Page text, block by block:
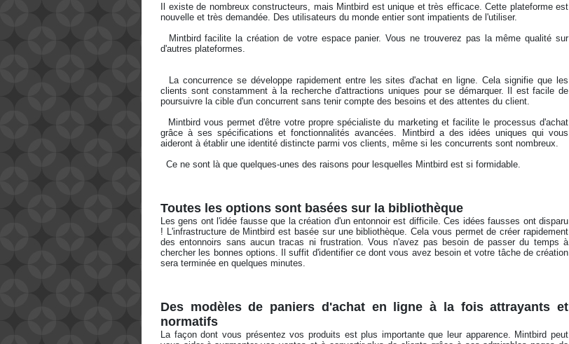
Il existe de nombreux constructeurs, mais Mintbird est unique et très efficace. Cette plateforme est
nouvelle et très demandée. Des utilisateurs du monde entier sont impatients de l'utiliser.
d'autres plateformes.
clients sont constamment à la recherche d'attractions uniques pour se démarquer. Il est facile de
poursuivre la cible d'un concurrent sans tenir compte des besoins et des attentes du client.
grâce à ses spécifications et fonctionnalités avancées. Mintbird a des idées uniques qui vous
aideront à établir une identité distincte parmi vos clients, même si les concurrents sont nombreux.
  Ce ne sont là que quelques-unes des raisons pour lesquelles Mintbird est si formidable.
Toutes les options sont basées sur la bibliothèque
Les gens ont l'idée fausse que la création d'un entonnoir est difficile. Ces idées fausses ont disparu
! L'infrastructure de Mintbird est basée sur une bibliothèque. Cela vous permet de créer rapidement
des entonnoirs sans aucun tracas ni frustration. Vous n'avez pas besoin de passer du temps à
chercher les bonnes options. Il suffit d'identifier ce dont vous avez besoin et votre tâche de création
sera terminée en quelques minutes.
Des modèles de paniers d'achat en ligne à la fois attrayants et
normatifs
La façon dont vous présentez vos produits est plus importante que leur apparence. Mintbird peut